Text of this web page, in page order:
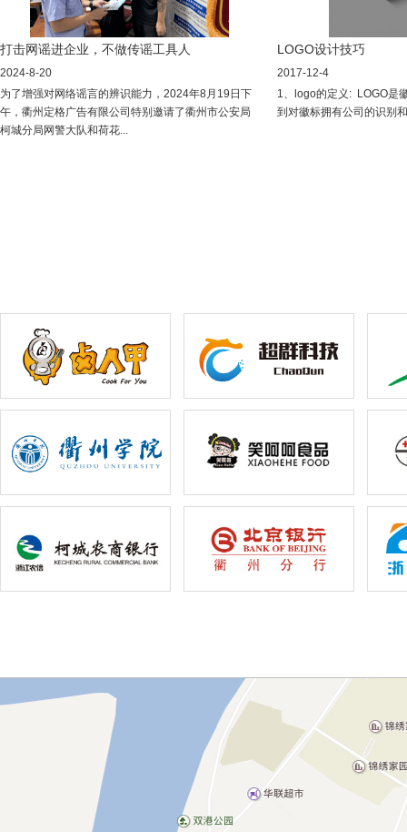
打击网谣进企业，不做传谣工具人
2024-8-20
为了增强对网络谣言的辨识能力，2024年8月19日下
午，衢州定格广告有限公司特别邀请了衢州市公安局
柯城分局网警大队和荷花...
LOGO设计技巧
2017-12-4
1、logo的定义: LOGO是
到对徽标拥有公司的识别